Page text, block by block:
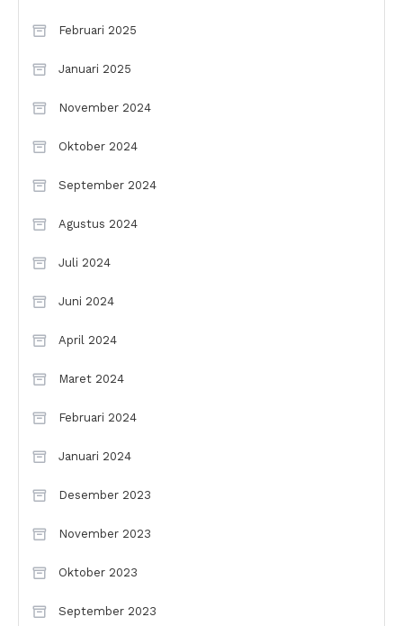
Februari 2025
Januari 2025
November 2024
Oktober 2024
September 2024
Agustus 2024
Juli 2024
Juni 2024
April 2024
Maret 2024
Februari 2024
Januari 2024
Desember 2023
November 2023
Oktober 2023
September 2023